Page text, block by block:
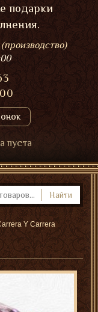
подарки
пуста
Найти
Y Carrera